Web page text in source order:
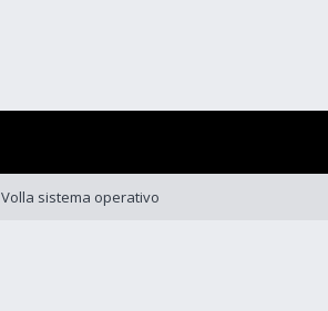
Volla sistema operativo